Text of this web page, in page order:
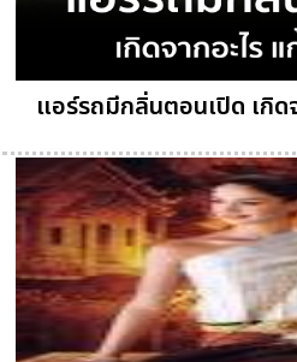
แอร์รถมีกลิ่นตอนเปิด เกิด